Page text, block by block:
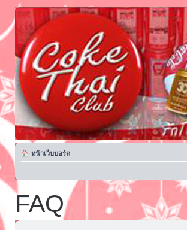
หน้าเว็บบอร์ด
FAQ